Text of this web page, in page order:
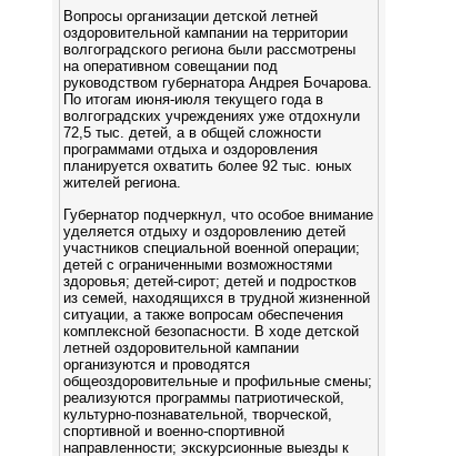
Вопросы организации детской летней
оздоровительной кампании на территории
волгоградского региона были рассмотрены
на оперативном совещании под
руководством губернатора Андрея Бочарова.
По итогам июня-июля текущего года в
волгоградских учреждениях уже отдохнули
72,5 тыс. детей, а в общей сложности
программами отдыха и оздоровления
планируется охватить более 92 тыс. юных
жителей региона.
Губернатор подчеркнул, что особое внимание
уделяется отдыху и оздоровлению детей
участников специальной военной операции;
детей с ограниченными возможностями
здоровья; детей-сирот; детей и подростков
из семей, находящихся в трудной жизненной
ситуации, а также вопросам обеспечения
комплексной безопасности. В ходе детской
летней оздоровительной кампании
организуются и проводятся
общеоздоровительные и профильные смены;
реализуются программы патриотической,
культурно-познавательной, творческой,
спортивной и военно-спортивной
направленности; экскурсионные выезды к